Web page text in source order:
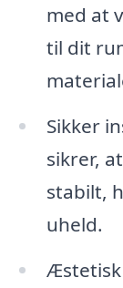
med at
til dit
Sikker
sikrer,
stabilt,
uheld.
Æstetisk